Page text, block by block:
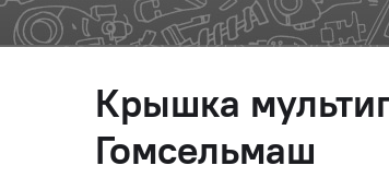
Крышка
Гомсельмаш